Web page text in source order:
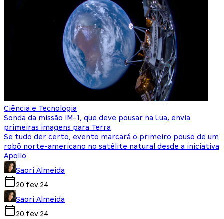
Ciência e Tecnologia
Sonda da missão IM-1, que deve pousar na Lua, envia
primeiras imagens para Terra
Se tudo der certo, evento marcará o primeiro pouso de um
robô norte-americano no satélite natural desde a iniciativa
Apollo
Saori Almeida
20.fev.24
Saori Almeida
20.fev.24